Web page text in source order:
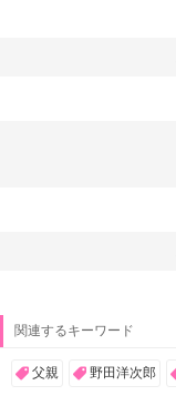
関連するキーワード
父親 野田洋次郎